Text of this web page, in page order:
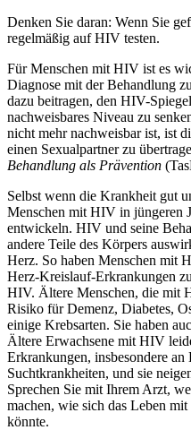
Denken Sie daran: Wenn Sie
regelmäßig auf HIV testen.
Für Menschen mit HIV ist es
Diagnose mit der Behandlung
dazu beitragen, den HIV-
nachweisbares Niveau zu
nicht mehr nachweisbar ist, ist
einen Sexualpartner zu
Behandlung als Prävention
Selbst wenn die Krankheit gut
Menschen mit HIV in jüngeren
entwickeln. HIV und seine
andere Teile des Körpers
Herz. So haben Menschen mit
Herz-Kreislauf-Erkrankungen
HIV. Ältere Menschen, die mit
Risiko für Demenz, Diabetes,
einige Krebsarten. Sie haben
Ältere Erwachsene mit HIV
Erkrankungen, insbesondere an
Suchtkrankheiten, und sie
Sprechen Sie mit Ihrem Arzt,
machen, wie sich das Leben
könnte.